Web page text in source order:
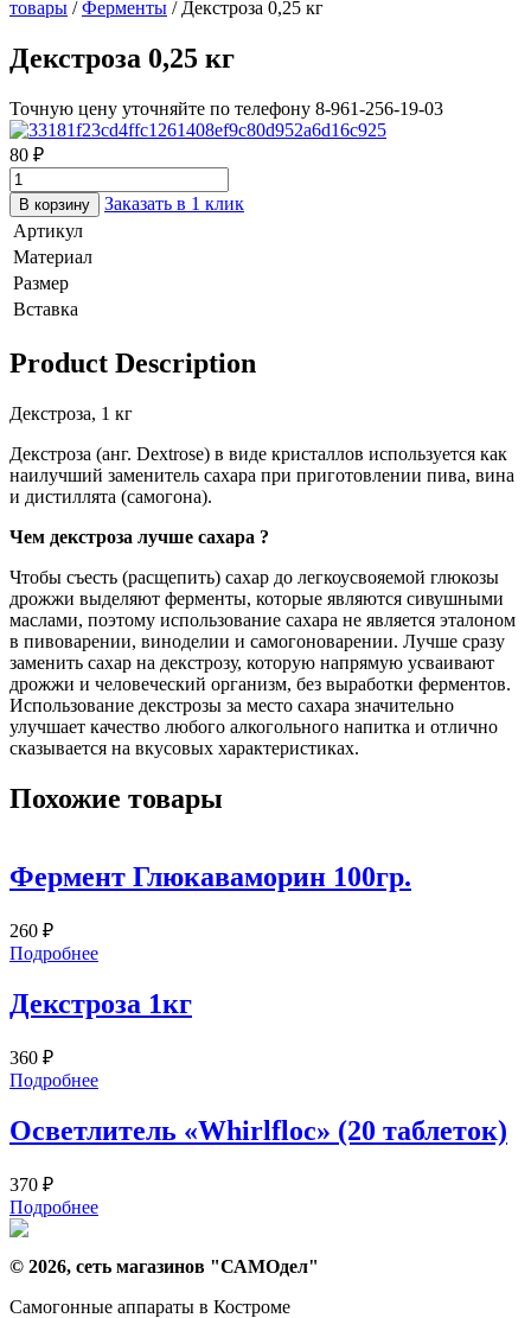
товары /Ферменты / Декстроза 0,25 кг
Декстроза 0,25 кг
Точную цену уточняйте по телефону 8-961-256-19-03
80 ₽
В корзину
Заказать в 1 клик
Артикул
Материал
Размер
Вставка
Product Description
Декстроза, 1 кг
Декстроза (анг. Dextrose) в виде кристаллов используется как
наилучший заменитель сахара при приготовлении пива, вина
и дистиллята (самогона).
Чем декстроза лучше сахара ?
Чтобы съесть (расщепить) сахар до легкоусвояемой глюкозы
дрожжи выделяют ферменты, которые являются сивушными
маслами, поэтому использование сахара не является эталоном
в пивоварении, виноделии и самогоноварении. Лучше сразу
заменить сахар на декстрозу, которую напрямую усваивают
дрожжи и человеческий организм, без выработки ферментов.
Использование декстрозы за место сахара значительно
улучшает качество любого алкогольного напитка и отлично
сказывается на вкусовых характеристиках.
Похожие товары
Фермент Глюкаваморин 100гр.
260 ₽
Подробнее
Декстроза 1кг
360 ₽
Подробнее
Осветлитель «Whirlfloc» (20 таблеток)
370 ₽
Подробнее
© 2026, сеть магазинов "САМОдел"
Самогонные аппараты в Костроме